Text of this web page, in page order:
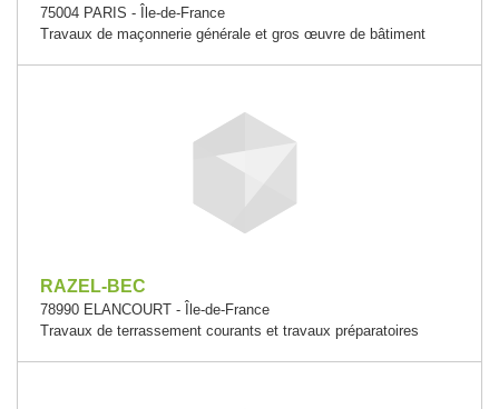
75004 PARIS - Île-de-France
Travaux de maçonnerie générale et gros œuvre de bâtiment
RAZEL-BEC
78990 ELANCOURT - Île-de-France
Travaux de terrassement courants et travaux préparatoires